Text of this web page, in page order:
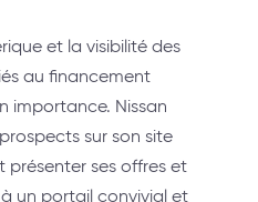
et la visibilité des
au financement
importance. Nissan
sur son site
présenter ses offres et
un portail convivial et